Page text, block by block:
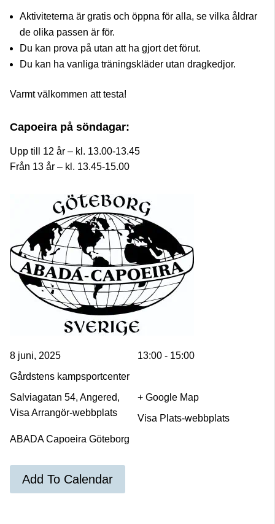
Aktiviteterna är gratis och öppna för alla, se vilka åldrar
de olika passen är för.
Du kan prova på utan att ha gjort det förut.
Du kan ha vanliga träningskläder utan dragkedjor.
Varmt välkommen att testa!
Capoeira på söndagar:
Upp till 12 år – kl. 13.00-13.45
Från 13 år – kl. 13.45-15.00
8 juni, 2025
13:00 - 15:00
Gårdstens kampsportcenter
Salviagatan 54, Angered,
+ Google Map
Visa Plats-webbplats
ABADA Capoeira Göteborg
Visa Arrangör-webbplats
Add To Calendar